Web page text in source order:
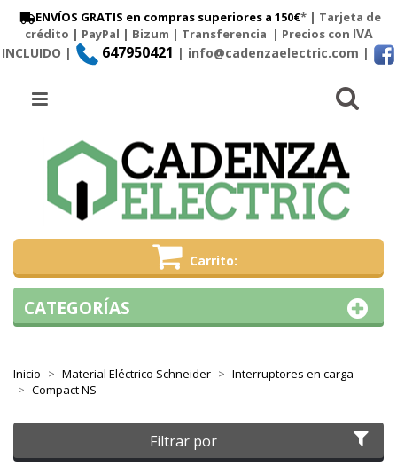
ENVÍOS GRATIS en compras superiores a 150€* | Tarjeta de
crédito | PayPal | Bizum | Transferencia | Precios con IVA
INCLUIDO |
647950421 | info@cadenzaelectric.com |
Carrito
Menú
Inicio Material Eléctrico Schneider
Interruptores en carga
Compact NS
Filtrar por
CATEGORÍAS